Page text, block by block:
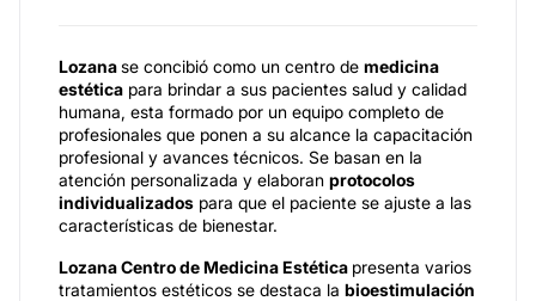
Lozanase concibió como un centro de medicina
estética para brindar a sus pacientes salud y calidad
humana, esta formado por un equipo completo de
profesionales que ponen a su alcance la capacitación
profesional y avances técnicos. Se basan en la
atención personalizada y elaboran protocolos
individualizados para que el paciente se ajuste a las
características de bienestar.
Lozana Centro de Medicina Estética presenta varios
tratamientos estéticos se destaca la bioestimulación